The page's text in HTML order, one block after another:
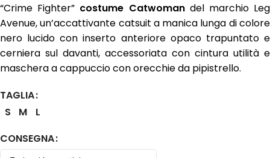
“Crime Fighter” costume Catwoman del marchio Leg
Avenue, un’accattivante catsuit a manica lunga di colore
nero lucido con inserto anteriore opaco trapuntato e
cerniera sul davanti, accessoriata con cintura utilità e
maschera a cappuccio con orecchie da pipistrello.
TAGLIA
S
M
L
CONSEGNA